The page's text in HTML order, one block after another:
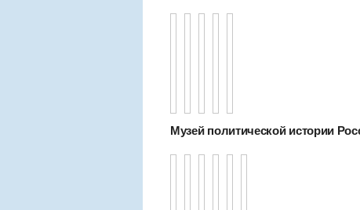
Музей политической истории